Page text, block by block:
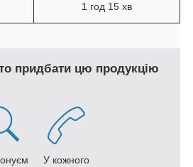
1 год 15 хв
придбати цю продукцію
У кожного